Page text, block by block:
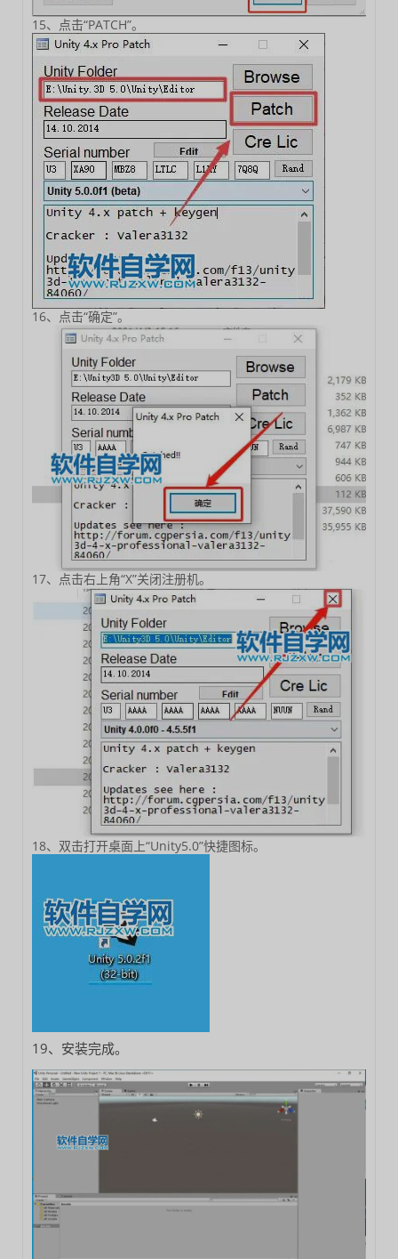
15、点击“PATCH”。
16、点击“确定”。
17、点击右上角“X”关闭注册机。
18、双击打开桌面上“Unity5.0”快捷图标。
19、安装完成。